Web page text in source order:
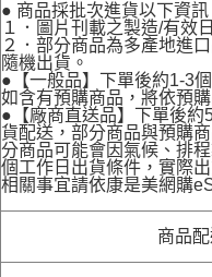
● 商品採批次進貨以下資
１．圖片刊載之製造/有效
２．部分商品為多產地進
隨機出貨。
●【一般品】下單後約1-3
如含有預購商品，將依預
●【廠商直送品】下單後約
貨配送，部分商品與預購
分商品可能會因氣候、排
個工作日出貨條件，實際
相關事宜請依康是美網購
商品